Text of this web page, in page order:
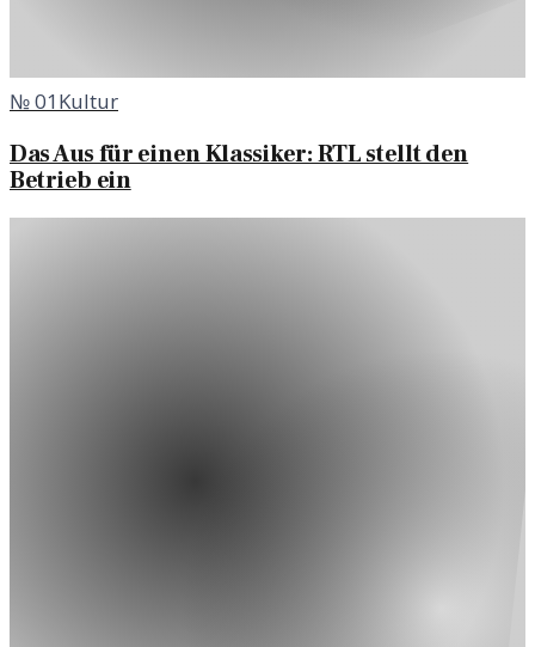
№01Kultur
Das Aus für einen Klassiker: RTL stellt den
Betrieb ein